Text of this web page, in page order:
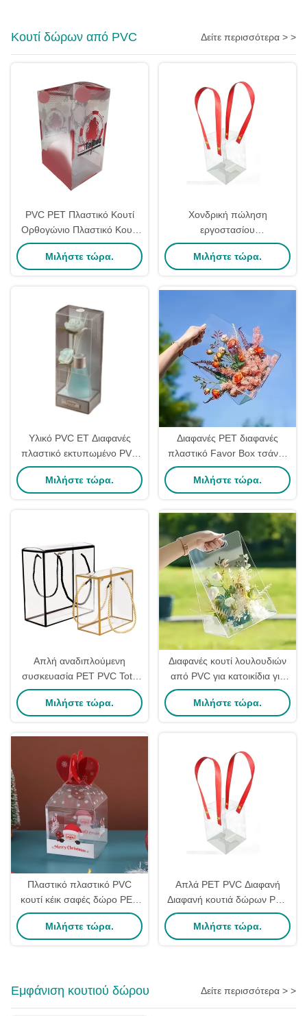
Κουτί δώρων από PVC Δείτε περισσότερα > >
PVC PET Πλαστικό Κουτί
Ορθογώνιο Πλαστικό Κουτί
Δώρου Κατάλληλο Για Δώρο
Διαφανές Κουτί Συσκευασίας
Μιλήστε τώρα.
Χονδρική πώληση
εργοστασίου
Προσαρμοσμένες Απλές
Διαφανείς Δώρο Τσάντες
Συσκευασίας Με Χερούλι
Μιλήστε τώρα.
Υλικό PVC ET Διαφανές
πλαστικό εκτυπωμένο PVC
Box Display Packaging
Πλαστικό διαφανές πλαστικό
Μιλήστε τώρα.
Διαφανές PET διαφανές
πλαστικό Favor Box τσάντα
χειροπέδιου Προσαρμόσιμο
PVC Box
Μιλήστε τώρα.
Απλή αναδιπλούμενη
συσκευασία PET PVC Tote
Διαφανές πλαστικό Pvc Box
Συσκευή δώρων με λαβή
Μιλήστε τώρα.
Διαφανές κουτί λουλουδιών
από PVC για κατοικίδια για
μπουκέτα αποφοίτησης
Διαφανής συσκευασία
Μιλήστε τώρα.
Πλαστικό πλαστικό PVC
κουτί κέικ σαφές δώρο PET
κουτί για τα Χριστούγεννα
Apple Candy Custom Logo
Μιλήστε τώρα.
Απλά PET PVC Διαφανή
Διαφανή κουτιά δώρων PVC
Τσάντα Tote Πλαστική
συσκευασία
Μιλήστε τώρα.
Εμφάνιση κουτιού δώρου Δείτε περισσότερα > >